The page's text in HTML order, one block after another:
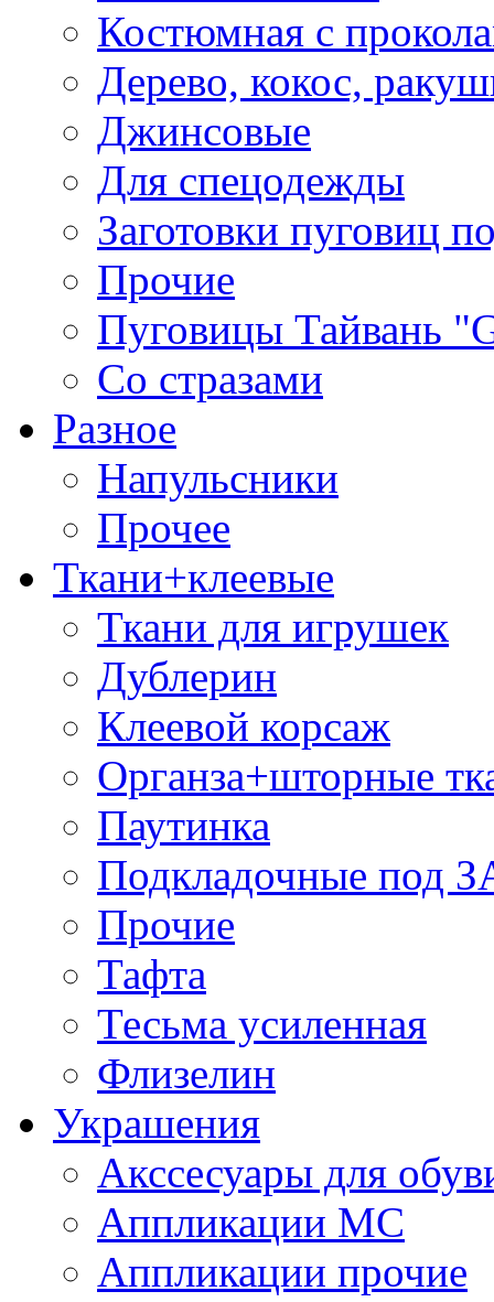
Костюмная с
Дерево, кокос,
Джинсовые
Для спецодежды
Заготовки пуговиц
Прочие
Пуговицы Тайвань
Со стразами
Разное
Напульсники
Прочее
Ткани+клеевые
Ткани для игрушек
Дублерин
Клеевой корсаж
Органза+шторные
Паутинка
Подкладочные под
Прочие
Тафта
Тесьма усиленная
Флизелин
Украшения
Акссесуары для
Аппликации МС
Аппликации прочие